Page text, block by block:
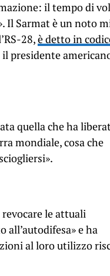
il tempo di
Il Sarmat è un noto
28,è detto in
presidente
quella che ha
mondiale, cosa che
le attuali
e ha
al loro utilizzo